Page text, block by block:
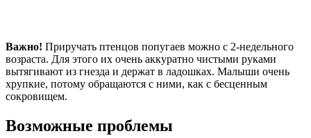
Важно! Приручать птенцов попугаев можно с 2-недельного
возраста. Для этого их очень аккуратно чистыми руками
вытягивают из гнезда и держат в ладошках. Малыши очень
хрупкие, потому обращаются с ними, как с бесценным
сокровищем.
Возможные проблемы